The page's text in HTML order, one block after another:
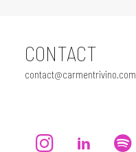
CONTACT
contact@carmentrivino.com